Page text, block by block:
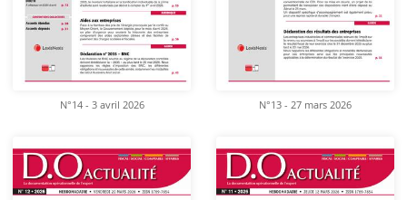
N°14 - 3 avril 2026 N°13 - 27 mars 2026